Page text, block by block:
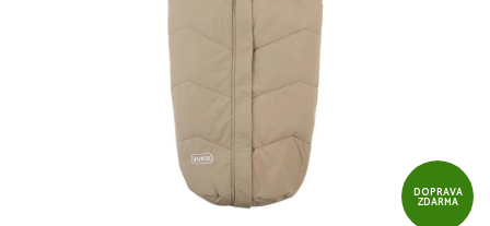
DOPRAVA
ZDARMA